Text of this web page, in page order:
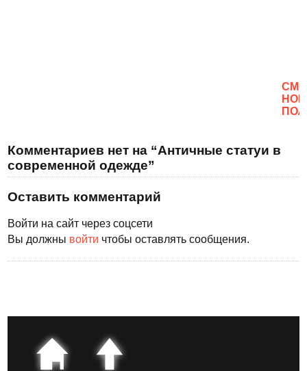
Комментариев нет на “Античные статуи в
современной одежде”
Оставить комментарий
Войти на сайт через соцсети
Вы должны войти чтобы оставлять сообщения.